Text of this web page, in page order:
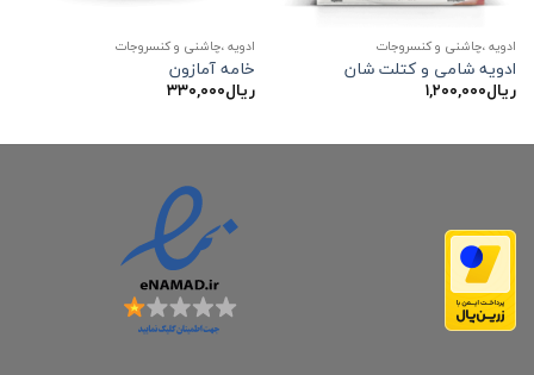
ادویه ،چاشنی و کنسروجات
ادویه شامی و کتلت شان
ریال۱,۲۰۰,۰۰۰
ادویه ،چاشنی و کنسروجات
خامه آمازون
ریال۳۳۰,۰۰۰